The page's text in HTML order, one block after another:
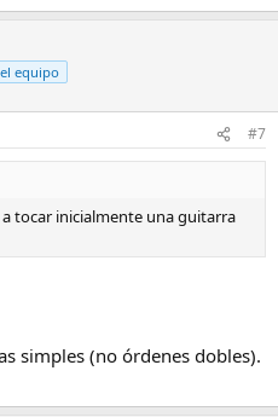
equipo
#7
a tocar inicialmente una guitarra
simples (no órdenes dobles).